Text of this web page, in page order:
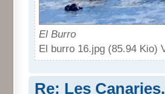
El Burro
El burro 16.jpg (85.94 Kio)
Re: Les